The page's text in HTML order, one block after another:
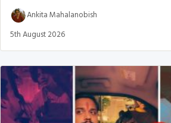
Ankita Mahalanobish
5th August 2026